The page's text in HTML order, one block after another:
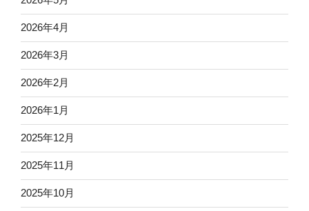
2026年4月
2026年3月
2026年2月
2026年1月
2025年12月
2025年11月
2025年10月